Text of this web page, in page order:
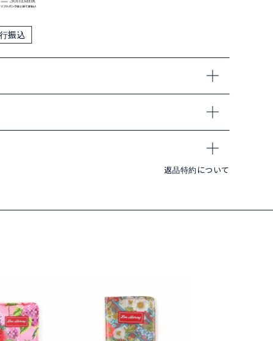
振込
返品特約について